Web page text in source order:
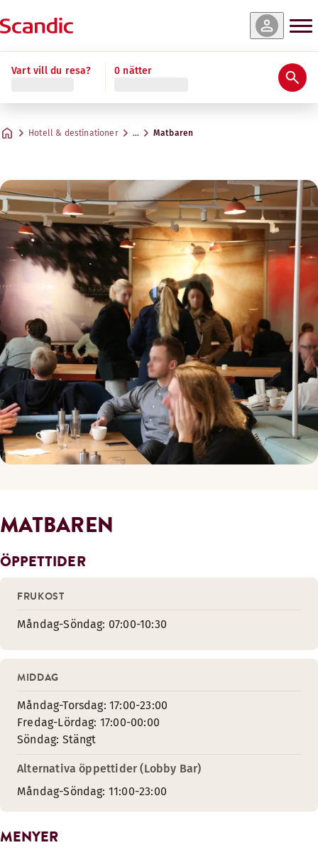
Vart vill du resa? 0 nätter
Hotell & destinationer … Matbaren
MATBAREN
ÖPPETTIDER
FRUKOST
Måndag-Söndag: 07:00-10:30
MIDDAG
Måndag-Torsdag: 17:00-23:00
Fredag-Lördag: 17:00-00:00
Söndag: Stängt
Alternativa öppettider (Lobby Bar)
Måndag-Söndag: 11:00-23:00
MENYER